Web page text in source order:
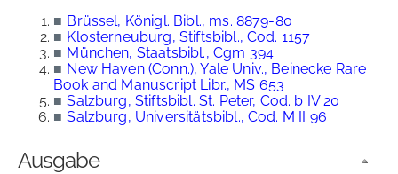
■ Brüssel, Königl. Bibl., ms. 8879-80
■ Klosterneuburg, Stiftsbibl., Cod. 1157
■ München, Staatsbibl., Cgm 394
■ New Haven (Conn.), Yale Univ., Beinecke Rare
Book and Manuscript Libr., MS 653
■ Salzburg, Stiftsbibl. St. Peter, Cod. b IV 20
■ Salzburg, Universitätsbibl., Cod. M II 96
Ausgabe